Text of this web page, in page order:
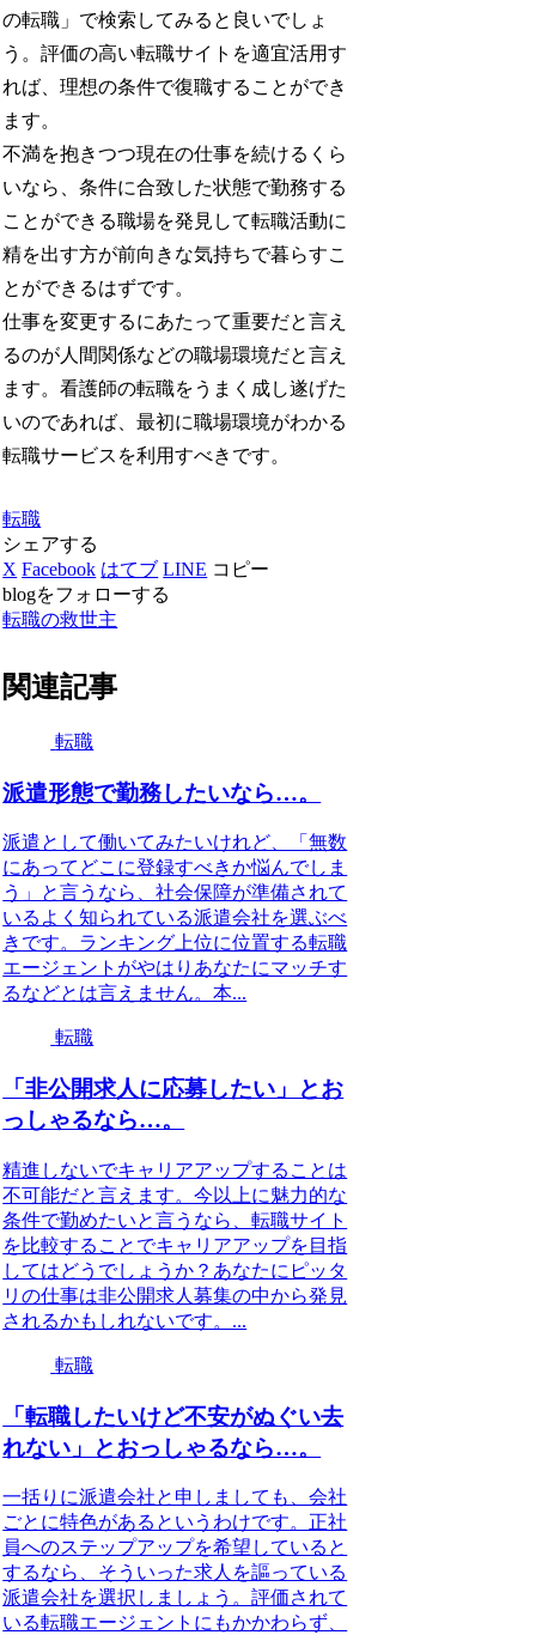
の転職」で検索してみると良いでしょ
う。評価の高い転職サイトを適宜活用す
れば、理想の条件で復職することができ
ます。
不満を抱きつつ現在の仕事を続けるくら
いなら、条件に合致した状態で勤務する
ことができる職場を発見して転職活動に
精を出す方が前向きな気持ちで暮らすこ
とができるはずです。
仕事を変更するにあたって重要だと言え
るのが人間関係などの職場環境だと言え
ます。看護師の転職をうまく成し遂げた
いのであれば、最初に職場環境がわかる
転職サービスを利用すべきです。
転職
シェアする
X Facebook はてブ LINE コピー
blogをフォローする
転職の救世主
関連記事
転職
派遣形態で勤務したいなら…。
派遣として働いてみたいけれど、「無数
にあってどこに登録すべきか悩んでしま
う」と言うなら、社会保障が準備されて
いるよく知られている派遣会社を選ぶべ
きです。ランキング上位に位置する転職
エージェントがやはりあなたにマッチす
るなどとは言えません。本...
転職
「非公開求人に応募したい」とお
っしゃるなら…。
精進しないでキャリアアップすることは
不可能だと言えます。今以上に魅力的な
条件で勤めたいと言うなら、転職サイト
を比較することでキャリアアップを目指
してはどうでしょうか？あなたにピッタ
リの仕事は非公開求人募集の中から発見
されるかもしれないです。...
転職
「転職したいけど不安がぬぐい去
れない」とおっしゃるなら…。
一括りに派遣会社と申しましても、会社
ごとに特色があるというわけです。正社
員へのステップアップを希望していると
するなら、そういった求人を謳っている
派遣会社を選択しましょう。評価されて
いる転職エージェントにもかかわらず、